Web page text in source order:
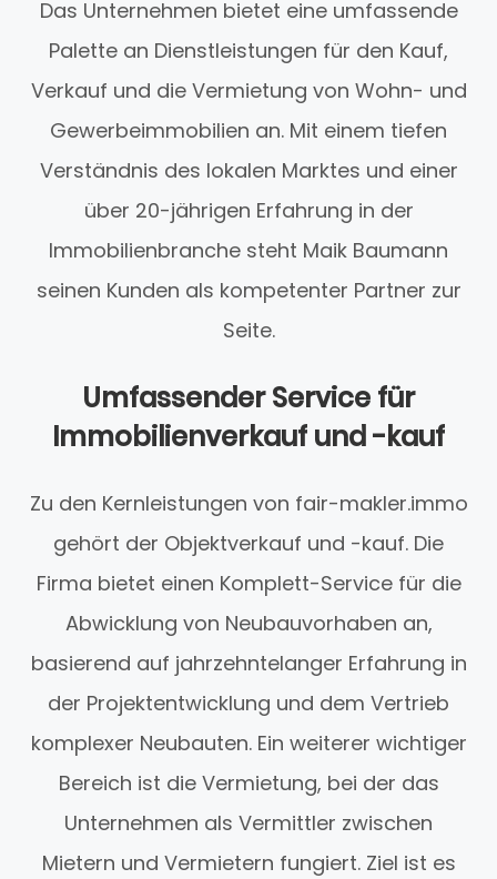
Das Unternehmen bietet eine umfassende
Palette an Dienstleistungen für den Kauf,
Verkauf und die Vermietung von Wohn- und
Gewerbeimmobilien an. Mit einem tiefen
Verständnis des lokalen Marktes und einer
über 20-jährigen Erfahrung in der
Immobilienbranche steht Maik Baumann
seinen Kunden als kompetenter Partner zur
Seite.
Umfassender Service für
Immobilienverkauf und -kauf
Zu den Kernleistungen von fair-makler.immo
gehört der Objektverkauf und -kauf. Die
Firma bietet einen Komplett-Service für die
Abwicklung von Neubauvorhaben an,
basierend auf jahrzehntelanger Erfahrung in
der Projektentwicklung und dem Vertrieb
komplexer Neubauten. Ein weiterer wichtiger
Bereich ist die Vermietung, bei der das
Unternehmen als Vermittler zwischen
Mietern und Vermietern fungiert. Ziel ist es